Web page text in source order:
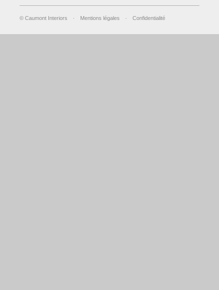
© Caumont Interiors · Mentions légales · Confidentialité